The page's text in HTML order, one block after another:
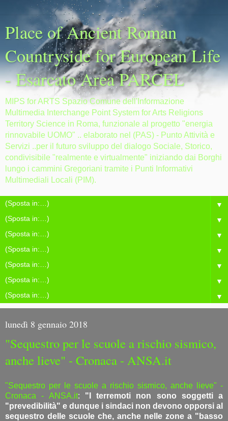
Place of Ancient Roman
Countryside for European Life
- Esarcato Area PARCEL
MIPS for ARTS Spazio Comune dell'Informazione
Multimedia Interchange Point System for Arts Religions
Territory Science in Roma, funzionale al progetto "energia
rinnovabile UOMO" .. elaborato nel (PAS) - Punto Attività e
Servizi ..per il futuro sviluppo del dialogo Sociale, Storico,
condivisibile "realmente e virtualmente" iniziando dai Borghi
lungo i cammini Gregoriani tramite i Punti Informativi
Multimediali Locali (PIM).
▼
▼
▼
▼
▼
▼
▼
lunedì 8 gennaio 2018
"Sequestro per le scuole a rischio sismico,
anche lieve" - Cronaca - ANSA.it
"Sequestro per le scuole a rischio sismico, anche lieve" -
Cronaca - ANSA.it: "I terremoti non sono soggetti a
"prevedibilità" e dunque i sindaci non devono opporsi al
sequestro delle scuole che, anche nelle zone a "basso